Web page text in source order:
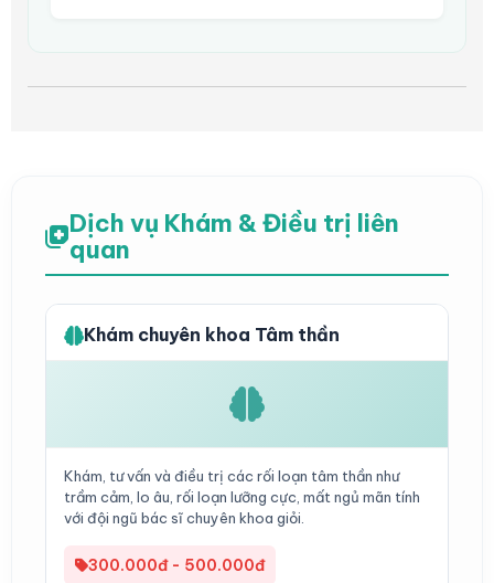
Dịch vụ Khám & Điều trị liên
quan
Khám chuyên khoa Tâm thần
Khám, tư vấn và điều trị các rối loạn tâm thần như
trầm cảm, lo âu, rối loạn lưỡng cực, mất ngủ mãn tính
với đội ngũ bác sĩ chuyên khoa giỏi.
300.000đ - 500.000đ